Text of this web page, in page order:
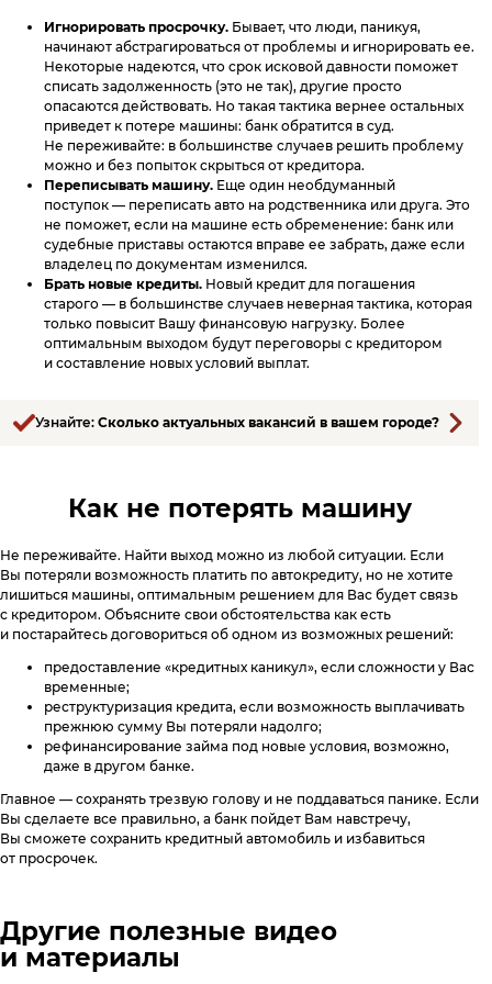
Игнорировать просрочку. Бывает, что люди, паникуя,
начинают абстрагироваться от проблемы и игнорировать ее.
Некоторые надеются, что срок исковой давности поможет
списать задолженность (это не так), другие просто
опасаются действовать. Но такая тактика вернее остальных
приведет к потере машины: банк обратится в суд.
Не переживайте: в большинстве случаев решить проблему
можно и без попыток скрыться от кредитора.
Переписывать машину. Еще один необдуманный
поступок — переписать авто на родственника или друга. Это
не поможет, если на машине есть обременение: банк или
судебные приставы остаются вправе ее забрать, даже если
владелец по документам изменился.
Брать новые кредиты. Новый кредит для погашения
старого — в большинстве случаев неверная тактика, которая
только повысит Вашу финансовую нагрузку. Более
оптимальным выходом будут переговоры с кредитором
и составление новых условий выплат.
Узнайте: Сколько актуальных вакансий в вашем городе?
Как не потерять машину
Не переживайте. Найти выход можно из любой ситуации. Если
Вы потеряли возможность платить по автокредиту, но не хотите
лишиться машины, оптимальным решением для Вас будет связь
с кредитором. Объясните свои обстоятельства как есть
и постарайтесь договориться об одном из возможных решений:
предоставление «кредитных каникул», если сложности у Вас
временные;
реструктуризация кредита, если возможность выплачивать
прежнюю сумму Вы потеряли надолго;
рефинансирование займа под новые условия, возможно,
даже в другом банке.
Главное — сохранять трезвую голову и не поддаваться панике. Если
Вы сделаете все правильно, а банк пойдет Вам навстречу,
Вы сможете сохранить кредитный автомобиль и избавиться
от просрочек.
Другие полезные видео
и материалы